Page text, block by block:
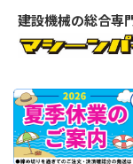
建設機械の総合専